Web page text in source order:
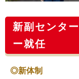
新副センタ
ー就任
◎新体制